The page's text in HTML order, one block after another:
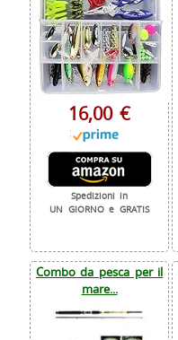
16,00 €
Spedizioni in
UN GIORNO e GRATIS
Combo da pesca per il
mare...